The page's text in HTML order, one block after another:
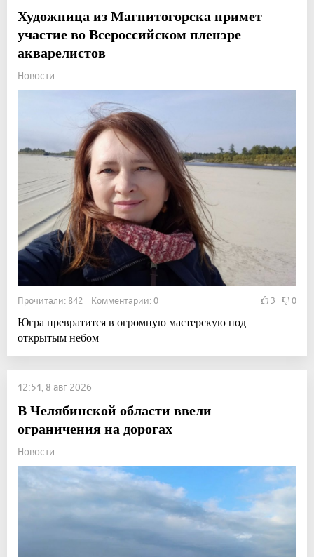
Художница из Магнитогорска примет
участие во Всероссийском пленэре
акварелистов
Новости
Прочитали: 842 Комментарии: 0 3 0
Югра превратится в огромную мастерскую под
открытым небом
12:51, 8 авг 2026
В Челябинской области ввели
ограничения на дорогах
Новости